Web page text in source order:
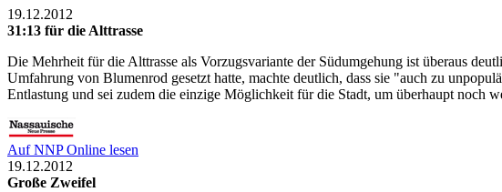
19.12.2012
31:13 für die Alttrasse
Die Mehrheit für die Alttrasse als Vorzugsvariante der Südumgehung ist überaus
Umfahrung von Blumenrod gesetzt hatte, machte deutlich, dass sie "auch zu
Entlastung und sei zudem die einzige Möglichkeit für die Stadt, um überhaupt noch
Auf NNP Online lesen
19.12.2012
Große Zweifel